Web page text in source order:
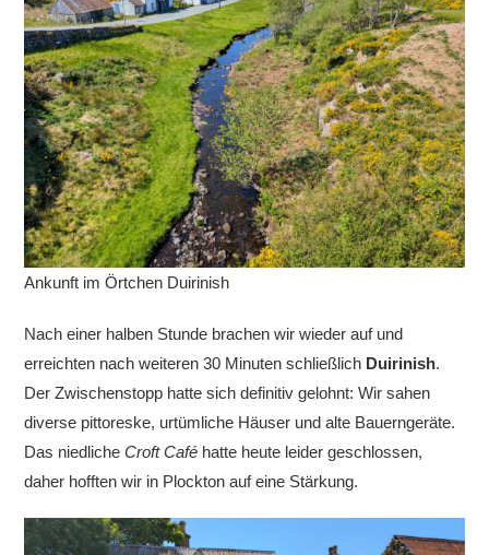
Ankunft im Örtchen Duirinish
Nach einer halben Stunde brachen wir wieder auf und
erreichten nach weiteren 30 Minuten schließlich Duirinish.
Der Zwischenstopp hatte sich definitiv gelohnt: Wir sahen
diverse pittoreske, urtümliche Häuser und alte Bauerngeräte.
Das niedlicheCroft Café hatte heute leider geschlossen,
daher hofften wir in Plockton auf eine Stärkung.